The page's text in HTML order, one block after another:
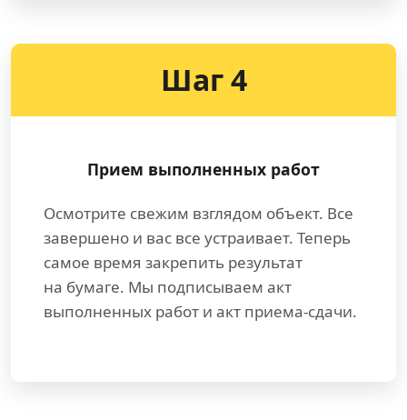
Шаг 4
Прием выполненных работ
Осмотрите свежим взглядом объект. Все
завершено и вас все устраивает. Теперь
самое время закрепить результат
на бумаге. Мы подписываем акт
выполненных работ и акт приема-сдачи.